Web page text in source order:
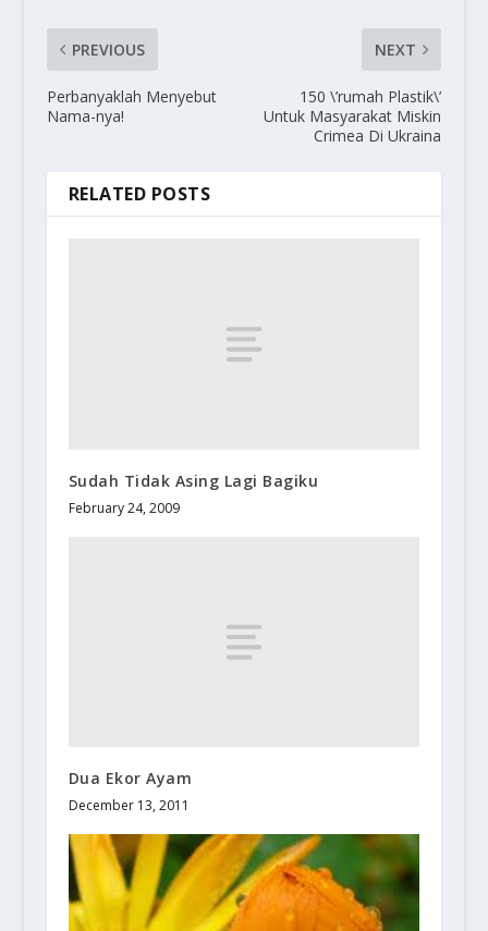
PREVIOUS
Perbanyaklah Menyebut
Nama-nya!
NEXT
150 \’rumah Plastik\’
Untuk Masyarakat Miskin
Crimea Di Ukraina
RELATED POSTS
Sudah Tidak Asing Lagi Bagiku
February 24, 2009
Dua Ekor Ayam
December 13, 2011